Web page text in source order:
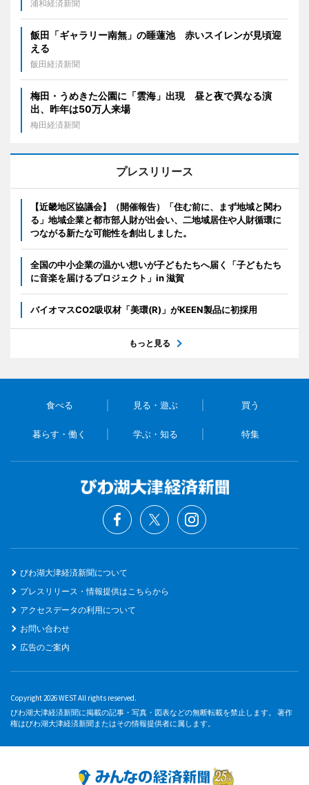
浦和経済新聞
飯田「ギャラリー南無」の睡蓮池 赤いスイレンが見頃迎
える
飯田経済新聞
梅田・うめきた公園に「雲海」出現 昼と夜で異なる演
出、昨年は50万人来場
梅田経済新聞
プレスリリース
【近畿地区協議会】（開催報告）「住む前に、まず地域と関わ
る」地域企業と都市部人財が出会い、二地域居住や人財循環に
つながる新たな可能性を創出しました。
全国の中小企業の温かい想いが子どもたちへ届く「子どもたち
に音楽を届けるプロジェクト」in 滋賀
バイオマスCO2吸収材「美環(R)」がKEEN製品に初採用
もっと見る
食べる 見る・遊ぶ 買う
暮らす・働く 学ぶ・知る 特集
びわ湖大津経済新聞について
プレスリリース・情報提供はこちらから
アクセスデータの利用について
お問い合わせ
広告のご案内
Copyright 2026 WEST All rights reserved.
びわ湖大津経済新聞に掲載の記事・写真・図表などの無断転載を禁止します。 著作
権はびわ湖大津経済新聞またはその情報提供者に属します。